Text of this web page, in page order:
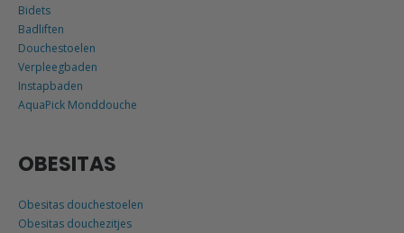
Bidets
Badliften
Douchestoelen
Verpleegbaden
Instapbaden
AquaPick Monddouche
OBESITAS
Obesitas douchestoelen
Obesitas douchezitjes